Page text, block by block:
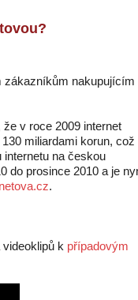
zákazníkům nakupujícím
v roce 2009 internet
miliardami korun, což
internetu na českou
do prosince 2010 a je
.
k případovým